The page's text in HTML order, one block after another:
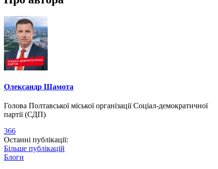
Олександр Шамота
Голова Полтавської міської організації Соціал-демократичної
партії (СДП)
366
Останні публікації:
Більше публікацій
Блоги